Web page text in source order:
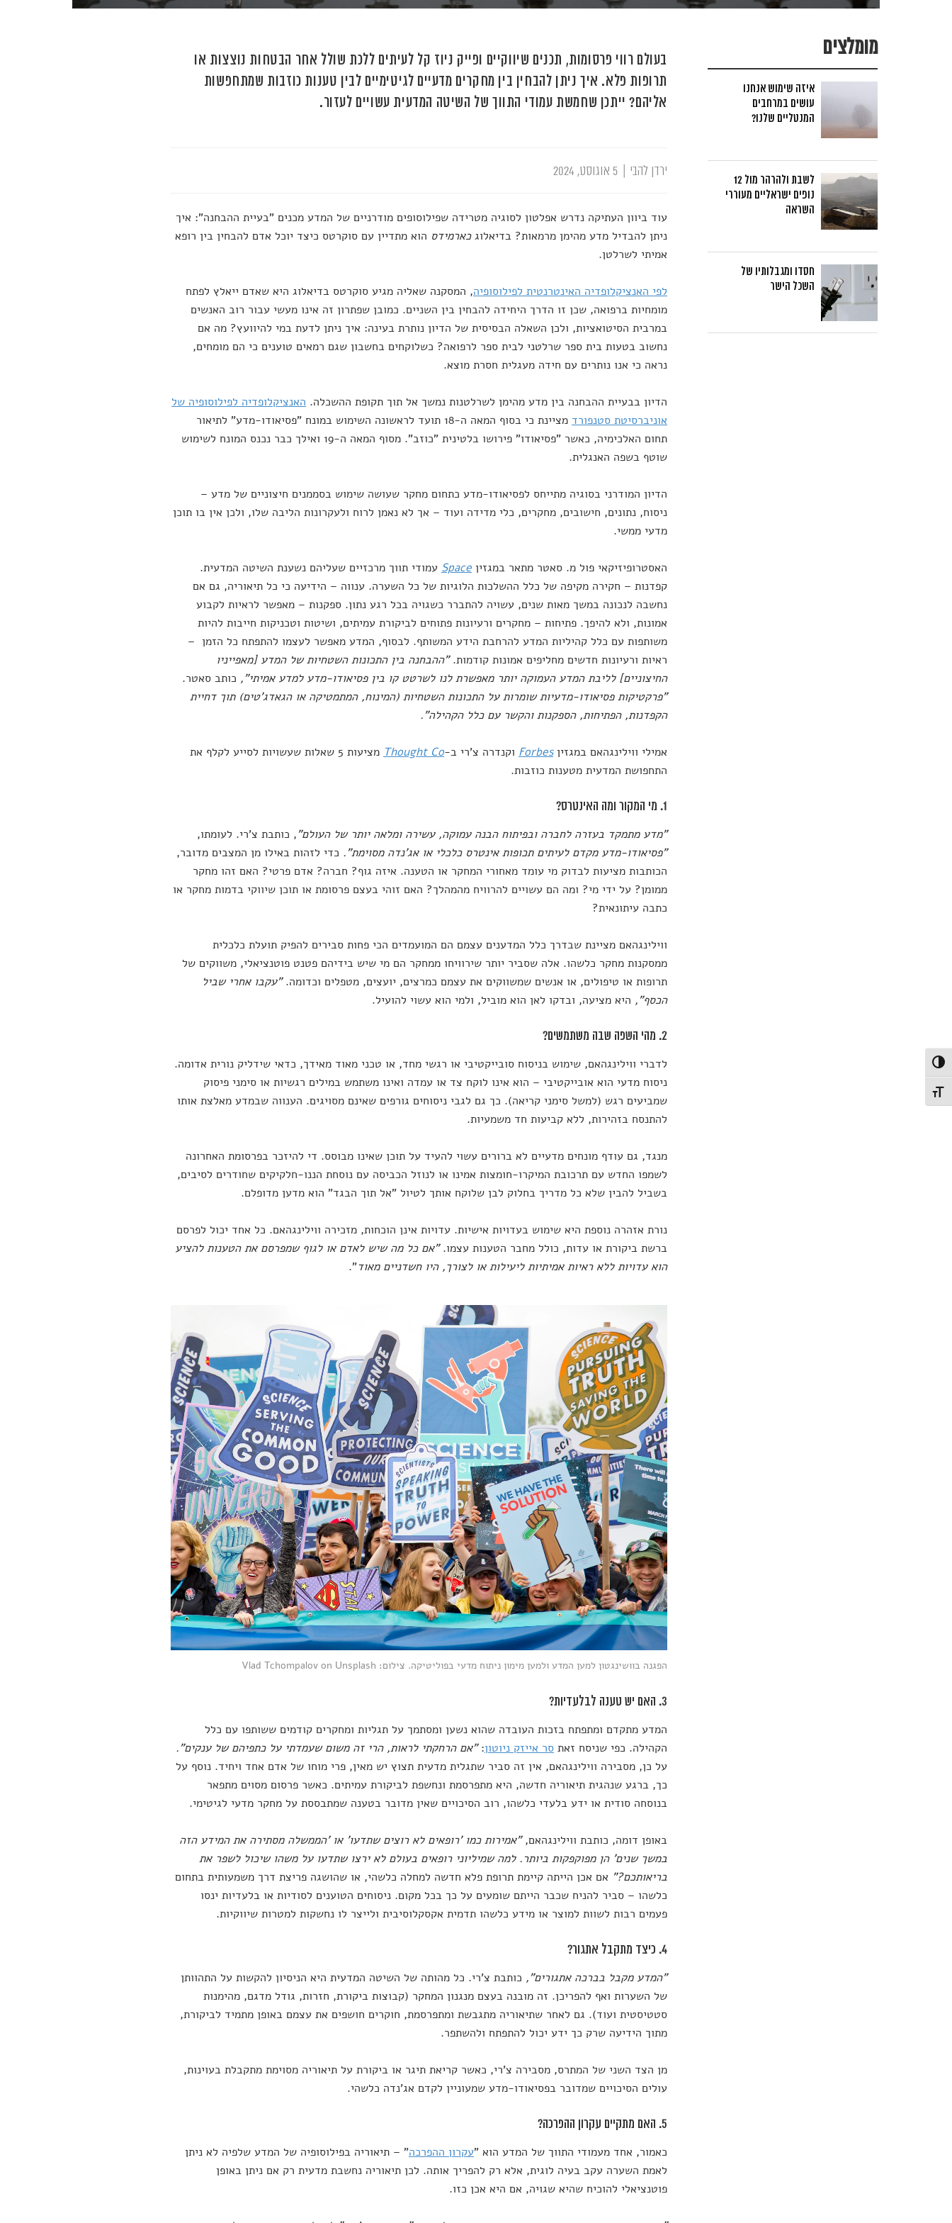
הפעל/כבה ניגודיות גבוהה
מתג גודל גופן
בעולם רווי פרסומות, תכנים שיווקיים ופייק ניוז קל לעיתים ללכת שולל אחר הבטחות נוצצות או
תרופות פלא. איך ניתן להבחין בין מחקרים מדעיים לגיטימיים לבין טענות כוזבות שמתחפשות
אליהם? ייתכן שחמשת עמודי התווך של השיטה המדעית עשויים לעזור.
ירדן להבי
עוד ביוון העתיקה נדרש אפלטון לסוגיה מטרידה שפילוסופים מודרניים של המדע מכנים "בעיית ההבחנה": איך
ניתן להבדיל מדע מהימן מרמאות? בדיאלוגכארמידס הוא מתדיין עם סוקרטס כיצד יוכל אדם להבחין בין רופא
אמיתי לשרלטן.
לפי האנציקלופדיה האינטרנטית לפילוסופיה, המסקנה שאליה מגיע סוקרטס בדיאלוג היא שאדם ייאלץ לפתח
מומחיות ברפואה, שכן זו הדרך היחידה להבחין בין השניים. כמובן שפתרון זה אינו מעשי עבור רוב האנשים
במרבית הסיטואציות, ולכן השאלה הבסיסית של הדיון נותרת בעינה: איך ניתן לדעת במי להיוועץ? מה אם
נחשוב בטעות בית ספר שרלטני לבית ספר לרפואה? כשלוקחים בחשבון שגם רמאים טוענים כי הם מומחים,
נראה כי אנו נותרים עם חידה מעגלית חסרת מוצא.
הדיון בבעיית ההבחנה בין מדע מהימן לשרלטנות נמשך אל תוך תקופת ההשכלה. האנציקלופדיה לפילוסופיה של
אוניברסיטת סטנפורד
מציינת כי בסוף המאה ה-18 תועד לראשונה השימוש במונח "פסיאודו-מדע" לתיאור
תחום האלכימיה, כאשר "פסיאודו" פירושו בלטינית "כוזב". מסוף המאה ה-19 ואילך כבר נכנס המונח לשימוש
שוטף בשפה האנגלית.
הדיון המודרני בסוגיה מתייחס לפסיאודו-מדע כתחום מחקר שעושה שימוש בסממנים חיצוניים של מדע –
ניסוח, נתונים, חישובים, מחקרים, כלי מדידה ועוד – אך לא נאמן לרוח ולעקרונות הליבה שלו, ולכן אין בו תוכן
מדעי ממשי.
האסטרופיזיקאי פול מ. סאטר מתאר במגזין Space עמודי תווך מרכזיים שעליהם נשענת השיטה המדעית.
קפדנות – חקירה מקיפה של כלל ההשלכות הלוגיות של כל השערה. ענווה – הידיעה כי כל תיאוריה, גם אם
נחשבה לנכונה במשך מאות שנים, עשויה להתברר כשגויה בכל רגע נתון. ספקנות – מאפשר לראיות לקבוע
אמונות, ולא להיפך. פתיחות – מחקרים ורעיונות פתוחים לביקורת עמיתים, ושיטות וטכניקות חייבות להיות
משותפות עם כלל קהיליות המדע להרחבת הידע המשותף. לבסוף, המדע מאפשר לעצמו להתפתח כל הזמן –
ראיות ורעיונות חדשים מחליפים אמונות קודמות."ההבחנה בין התכונות השטחיות של המדע [מאפייניו
החיצוניים] לליבת המדע העמוקה יותר מאפשרת לנו לשרטט קו בין פסיאודו-מדע למדע אמיתי", כותב סאטר.
"פרקטיקות פסיאודו-מדעיות שומרות על התכונות השטחיות (המינוח, המתמטיקה או הגאדג'טים) תוך דחיית
הקפדנות, הפתיחות, הספקנות והקשר עם כלל הקהילה".
אמילי ווילינגהאם במגזיןForbes וקנדרה צ'רי ב-Thought Co
מציעות 5 שאלות שעשויות לסייע לקלף את
התחפושת המדעית מטענות כוזבות.
1. מי המקור ומה האינטרס?
"מדע מתמקד בעזרה לחברה ובפיתוח הבנה עמוקה, עשירה ומלאה יותר של העולם", כותבת צ'רי. לעומתו,
"פסיאודו-מדע מקדם לעיתים תכופות אינטרס כלכלי או אג'נדה מסוימת". כדי לזהות באילו מן המצבים מדובר,
הכותבות מציעות לבדוק מי עומד מאחורי המחקר או הטענה. איזה גוף? חברה? אדם פרטי? האם זהו מחקר
ממומן? על ידי מי? ומה הם עשויים להרוויח מהמהלך? האם זוהי בעצם פרסומת או תוכן שיווקי בדמות מחקר או
כתבה עיתונאית?
ווילינגהאם מציינת שבדרך כלל המדענים עצמם הם המועמדים הכי פחות סבירים להפיק תועלת כלכלית
ממסקנות מחקר כלשהו. אלה שסביר יותר שירוויחו ממחקר הם מי שיש בידיהם פטנט פוטנציאלי, משווקים של
תרופות או טיפולים, או אנשים שמשווקים את עצמם כמרצים, יועצים, מטפלים וכדומה."עקבו אחרי שביל
הכסף", היא מציעה, ובדקו לאן הוא מוביל, ולמי הוא עשוי להועיל.
2. מהי השפה שבה משתמשים?
לדברי ווילינגהאם, שימוש בניסוח סובייקטיבי או רגשי מחד, או טכני מאוד מאידך, כדאי שידליק נורית אדומה.
ניסוח מדעי הוא אובייקטיבי – הוא אינו לוקח צד או עמדה ואינו משתמש במילים רגשיות או סימני פיסוק
שמביעים רגש (למשל סימני קריאה). כך גם לגבי ניסוחים גורפים שאינם מסויגים. הענווה שבמדע מאלצת אותו
להתנסח בזהירות, ללא קביעות חד משמעיות.
מנגד, גם עודף מונחים מדעיים לא ברורים עשוי להעיד על תוכן שאינו מבוסס. די להיזכר בפרסומת האחרונה
לשמפו החדש עם תרכובת המיקרו-חומצות אמינו או לנוזל הכביסה עם נוסחת הננו-חלקיקים שחודרים לסיבים,
בשביל להבין שלא כל מדריך בחלוק לבן שלוקח אותך לטיול "אל תוך הבגד" הוא מדען מדופלם.
נורת אזהרה נוספת היא שימוש בעדויות אישיות. עדויות אינן הוכחות, מזכירה ווילינגהאם. כל אחד יכול לפרסם
ברשת ביקורת או עדות, כולל מחבר הטענות עצמו."אם כל מה שיש לאדם או לגוף שמפרסם את הטענות להציע
הוא עדויות ללא ראיות אמיתיות ליעילות או לצורך, היו חשדניים מאוד".
הפגנה בוושינגטון למען המדע ולמען מימון ניתוח מדעי בפוליטיקה. צילום: Vlad Tchompalov on Unsplash
3. האם יש טענה לבלעדיות?
המדע מתקדם ומתפתח בזכות העובדה שהוא נשען ומסתמך על תגליות ומחקרים קודמים ששותפו עם כלל
הקהילה. כפי שניסח זאת סר אייזק ניוטון:"אם הרחקתי לראות, הרי זה משום שעמדתי על כתפיהם של ענקים".
על כן, מסבירה ווילינגהאם, אין זה סביר שתגלית מדעית תצוץ יש מאין, פרי מוחו של אדם אחד ויחיד. נוסף על
כך, ברגע שנהגית תיאוריה חדשה, היא מתפרסמת ונחשפת לביקורת עמיתים. כאשר פרסום מסוים מתפאר
בנוסחה סודית או ידע בלעדי כלשהו, רוב הסיכויים שאין מדובר בטענה שמתבססת על מחקר מדעי לגיטימי.
באופן דומה, כותבת ווילינגהאם,"אמירות כמו 'רופאים לא רוצים שתדעו' או 'הממשלה מסתירה את המידע הזה
במשך שנים' הן מפוקפקות ביותר. למה שמיליוני רופאים בעולם לא ירצו שתדעו על משהו שיכול לשפר את
בריאותכם?" אם אכן הייתה קיימת תרופת פלא חדשה למחלה כלשהי, או שהושגה פריצת דרך משמעותית בתחום
כלשהו – סביר להניח שכבר הייתם שומעים על כך בכל מקום. ניסוחים הטוענים לסודיות או בלעדיות ינסו
פעמים רבות לשוות למוצר או מידע כלשהו תדמית אקסקלוסיבית ולייצר לו נחשקות למטרות שיווקיות.
4. כיצד מתקבל אתגור?
"המדע מקבל בברכה אתגורים", כותבת צ'רי. כל מהותה של השיטה המדעית היא הניסיון להקשות על התהוותן
של השערות ואף להפריכן. זה מובנה בעצם מנגנון המחקר (קבוצות ביקורת, חזרות, גודל מדגם, מהימנות
סטטיסטית ועוד). גם לאחר שתיאוריה מתגבשת ומתפרסמת, חוקרים חושפים את עצמם באופן מתמיד לביקורת,
מתוך הידיעה שרק כך ידע יכול להתפתח ולהשתפר.
מן הצד השני של המתרס, מסבירה צ'רי, כאשר קריאת תיגר או ביקורת על תיאוריה מסוימת מתקבלת בעוינות,
עולים הסיכויים שמדובר בפסיאודו-מדע שמעוניין לקדם אג'נדה כלשהי.
5. האם מתקיים עקרון ההפרכה?
כאמור, אחד מעמודי התווך של המדע הוא "עקרון ההפרכה" – תיאוריה בפילוסופיה של המדע שלפיה לא ניתן
לאמת השערה עקב בעיה לוגית, אלא רק להפריך אותה. לכן תיאוריה נחשבת מדעית רק אם ניתן באופן
פוטנציאלי להוכיח שהיא שגויה, אם היא אכן כזו.
מומלצים
איזה שימוש אנחנו
עושים במרחבים
המנטליים שלנו?
לשבת ולהרהר מול 12
נופים ישראליים מעוררי
השראה
חסדו ומגבלותיו של
השכל הישר